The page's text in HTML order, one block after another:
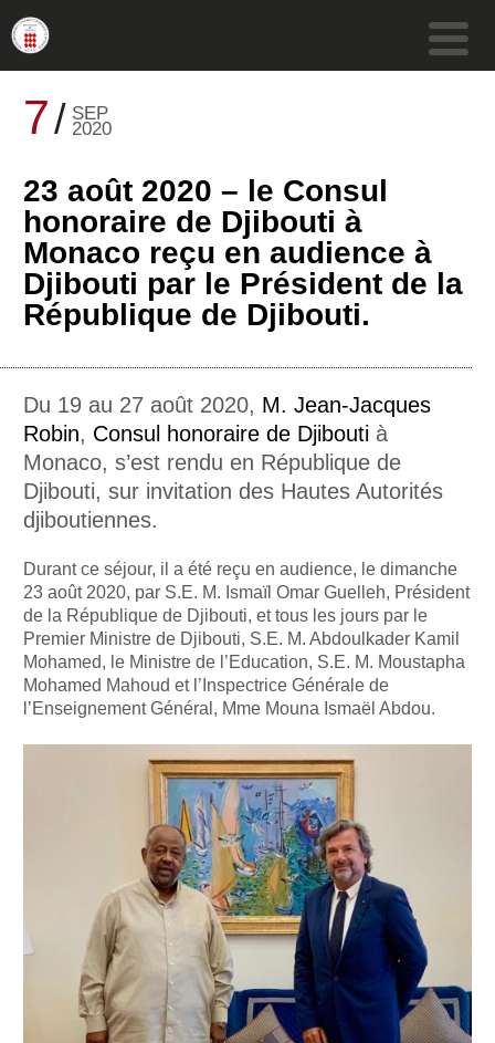
7 SEP
2020
23 août 2020 – le Consul
honoraire de Djibouti à
Monaco reçu en audience à
Djibouti par le Président de la
République de Djibouti.
Du 19 au 27 août 2020, M. Jean-Jacques
Robin, Consul honoraire de Djibouti à
Monaco, s’est rendu en République de
Djibouti, sur invitation des Hautes Autorités
djiboutiennes.
Durant ce séjour, il a été reçu en audience, le dimanche
23 août 2020, par S.E. M. Ismaïl Omar Guelleh, Président
de la République de Djibouti, et tous les jours par le
Premier Ministre de Djibouti, S.E. M. Abdoulkader Kamil
Mohamed, le Ministre de l’Education, S.E. M. Moustapha
Mohamed Mahoud et l’Inspectrice Générale de
l’Enseignement Général, Mme Mouna Ismaël Abdou.